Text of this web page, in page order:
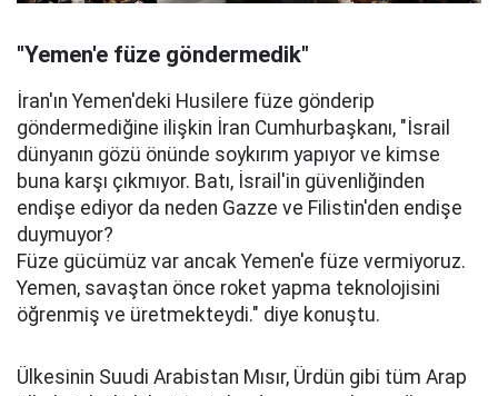
"Yemen'e füze göndermedik"
İran'ın Yemen'deki Husilere füze gönderip
göndermediğine ilişkin İran Cumhurbaşkanı, "İsrail
dünyanın gözü önünde soykırım yapıyor ve kimse
buna karşı çıkmıyor. Batı, İsrail'in güvenliğinden
endişe ediyor da neden Gazze ve Filistin'den endişe
duymuyor?
Füze gücümüz var ancak Yemen'e füze vermiyoruz.
Yemen, savaştan önce roket yapma teknolojisini
öğrenmiş ve üretmekteydi." diye konuştu.
Ülkesinin Suudi Arabistan Mısır, Ürdün gibi tüm Arap